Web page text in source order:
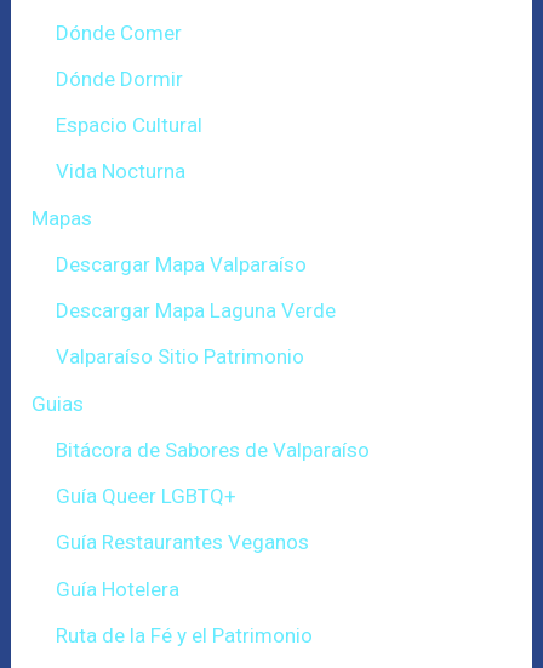
Dónde Comer
Dónde Dormir
Espacio Cultural
Vida Nocturna
Mapas
Descargar Mapa Valparaíso
Descargar Mapa Laguna Verde
Valparaíso Sitio Patrimonio
Guias
Bitácora de Sabores de Valparaíso
Guía Queer LGBTQ+
Guía Restaurantes Veganos
Guía Hotelera
Ruta de la Fé y el Patrimonio